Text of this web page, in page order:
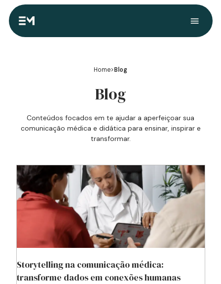
Home>Blog
Blog
Conteúdos focados em te ajudar a aperfeiçoar sua
comunicação médica e didática para ensinar, inspirar e
transformar.
Storytelling na comunicação médica:
transforme dados em conexões humanas